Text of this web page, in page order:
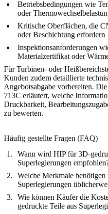
Betriebsbedingungen wie
oder
Kritische Oberflächen, die
oder Beschichtung erfordern
Inspektionsanforderungen
Materialzertifikat oder
Für Turbinen- oder
Kunden zudem detaillierte
Angebotsabgabe vorbereiten.
713C erläutert, welche
Druckbarkeit,
zu bewerten.
Häufig gestellte Fragen (FAQ)
Wann wird HIP für 3D-
Superlegierungen
Welche Merkmale
Superlegierungen
Wie können Käufer die
gedruckte Teile aus